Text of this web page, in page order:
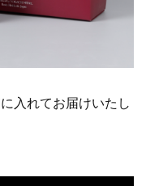
入れてお届けいたし